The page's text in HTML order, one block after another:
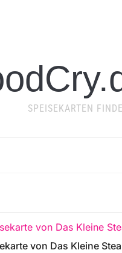
SPEISEKARTEN
von Das Kleine